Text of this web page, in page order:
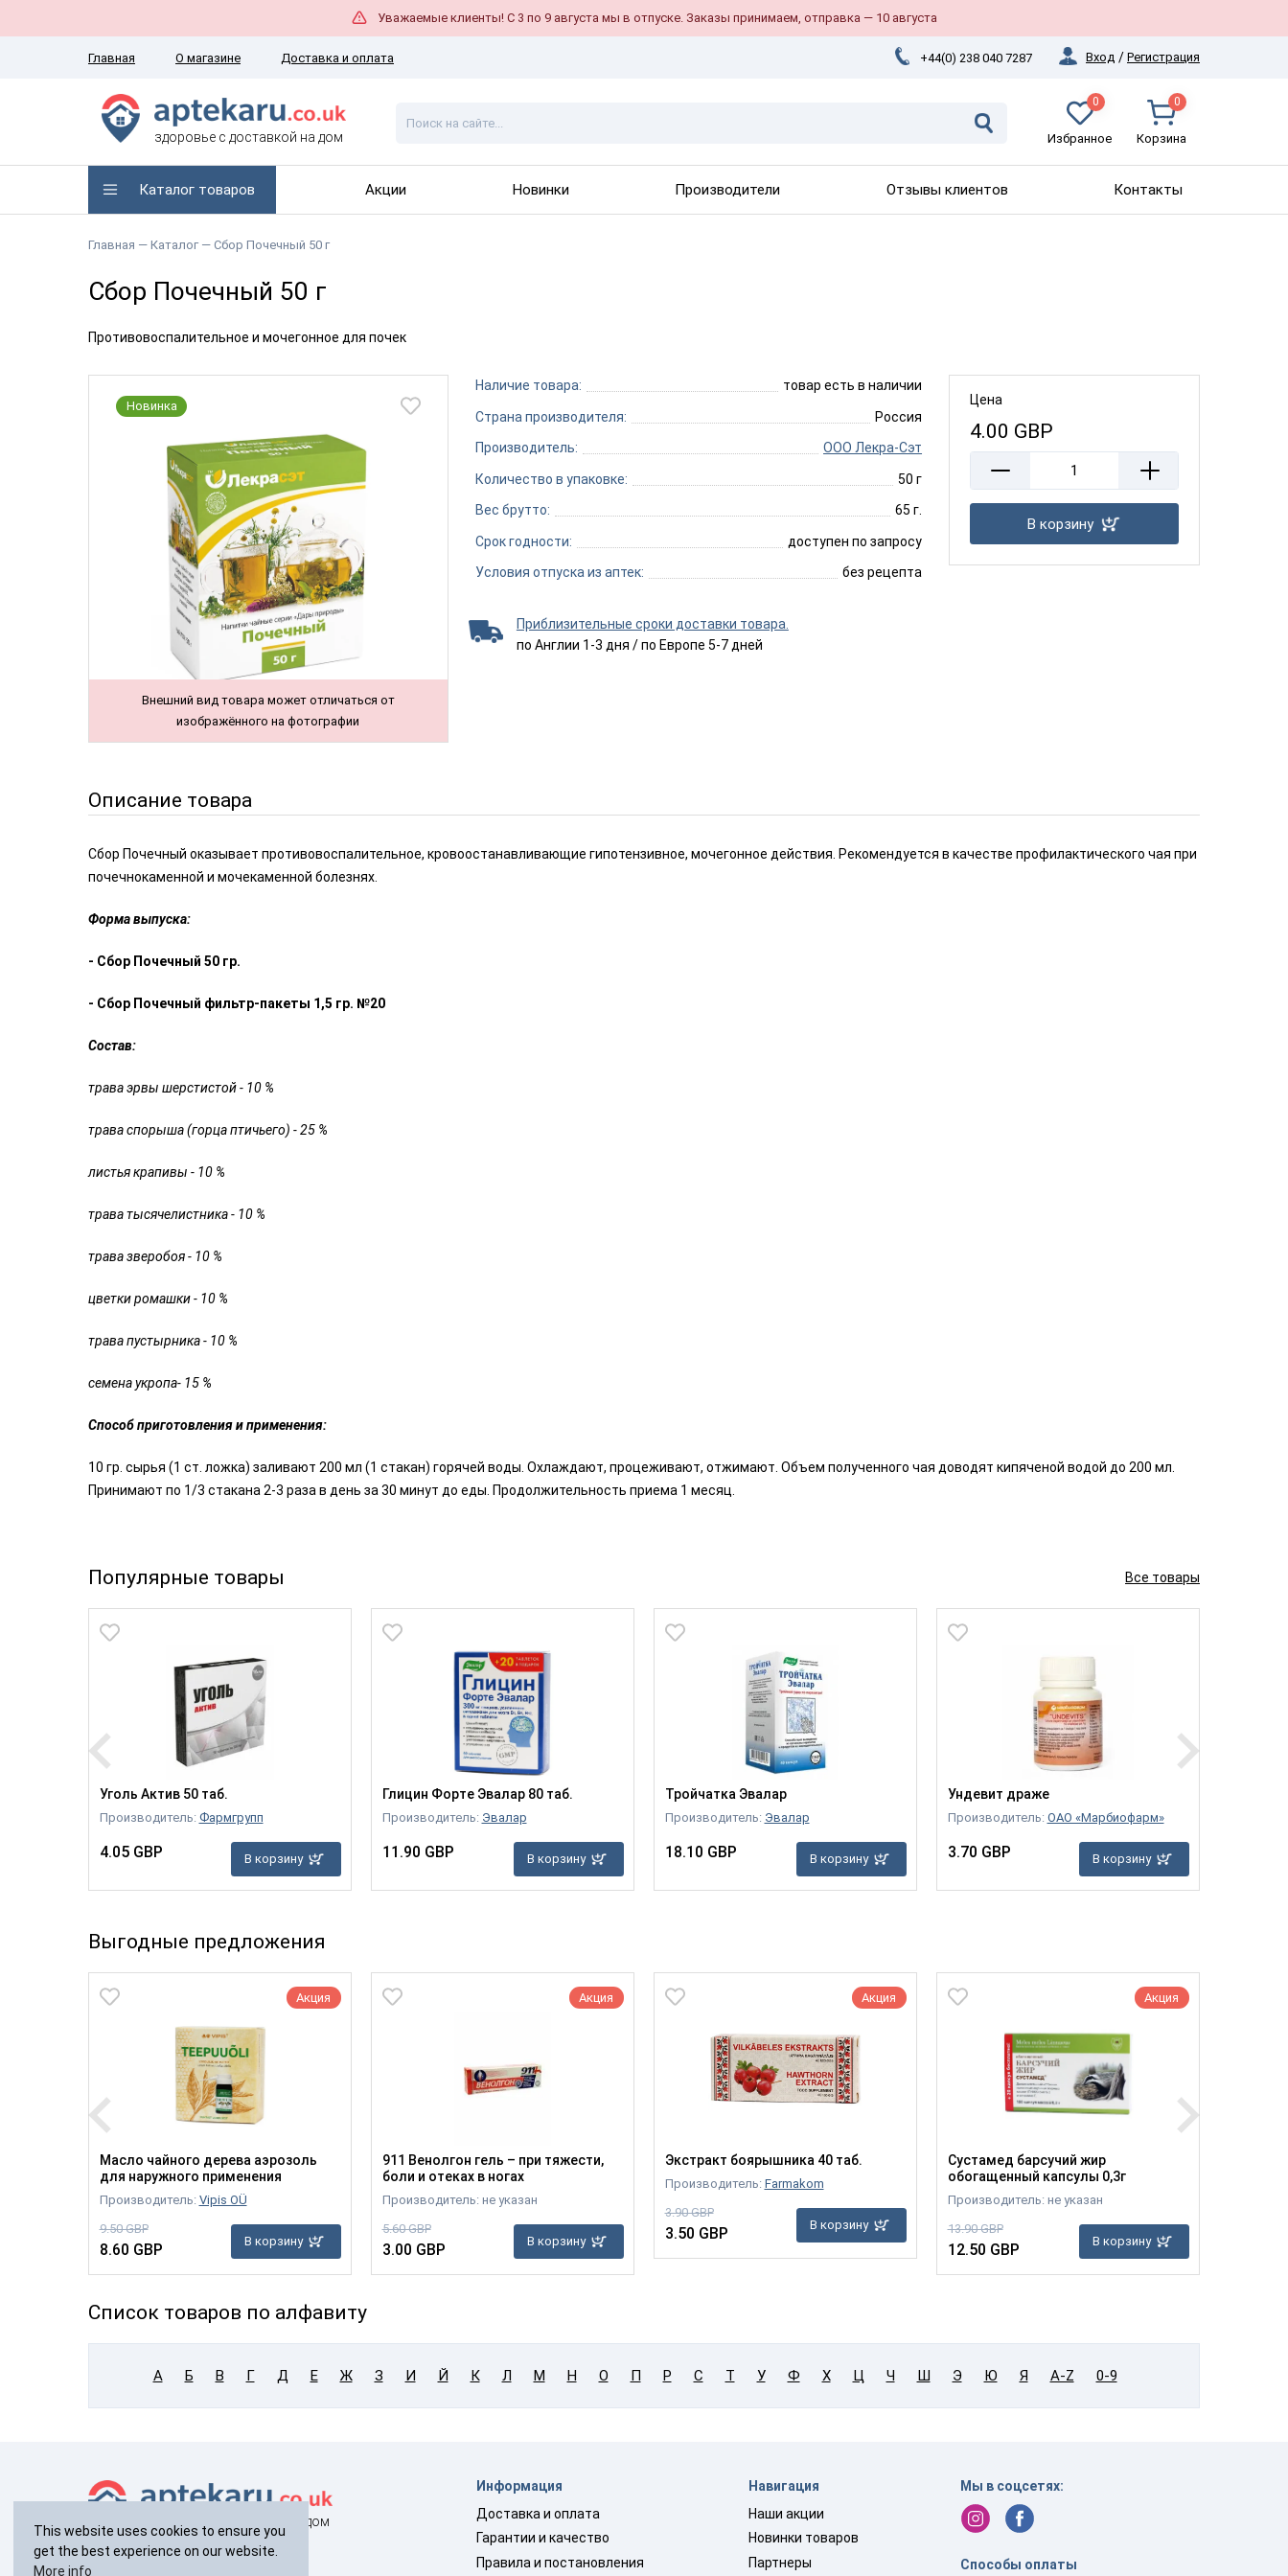
This website uses cookies to ensure you
get the best experience on our website.
More info
Уважаемые клиенты! С 3 по 9 августа мы в отпуске. Заказы принимаем, отправка — 10 августа
Главная О магазине Доставка и оплата +44(0) 238 040 7287 Вход / Регистрация
здоровье с доставкой на дом
0
Избранное
0
Корзина
Каталог товаров Акции Новинки Производители Отзывы клиентов Контакты
Главная — Каталог — ​Сбор Почечный 50 г
​Сбор Почечный 50 г
Противовоспалительное и мочегонное для почек
Новинка
Внешний вид товара может отличаться от
изображённого на фотографии
Наличие товара: товар есть в наличии
Страна производителя: Россия
Производитель: ООО Лекра-Сэт
Количество в упаковке: 50 г
Вес брутто: 65 г.
Срок годности: доступен по запросу
Условия отпуска из аптек: без рецепта
Приблизительные сроки доставки товара.
по Англии 1-3 дня / по Европе 5-7 дней
Цена
4.00 GBP
В корзину
Описание товара
Сбор Почечный оказывает противовоспалительное, кровоостанавливающие гипотензивное, мочегонное действия. Рекомендуется в качестве профилактического чая при
почечнокаменной и мочекаменной болезнях.
Форма выпуска:
- Сбор Почечный 50 гр.
- Сбор Почечный фильтр-пакеты 1,5 гр. №20
Состав:
трава эрвы шерстистой - 10 %
трава спорыша (горца птичьего) - 25 %
листья крапивы - 10 %
трава тысячелистника - 10 %
трава зверобоя - 10 %
цветки ромашки - 10 %
трава пустырника - 10 %
семена укропа- 15 %
Способ приготовления и применения:
10 гр. сырья (1 ст. ложка) заливают 200 мл (1 стакан) горячей воды. Охлаждают, процеживают, отжимают. Объем полученного чая доводят кипяченой водой до 200 мл.
Принимают по 1/3 стакана 2-3 раза в день за 30 минут до еды. Продолжительность приема 1 месяц.
Популярные товары Все товары
Уголь Актив 50 таб.
Производитель: Фармгрупп
4.05 GBP В корзину
Глицин Форте Эвалар 80 таб.
Производитель: Эвалар
11.90 GBP В корзину
Тройчатка Эвалар
Производитель: Эвалар
18.10 GBP В корзину
Ундевит драже
Производитель: ОАО «Марбиофарм»
3.70 GBP В корзину
Выгодные предложения
Акция
Масло чайного дерева аэрозоль
для наружного применения
Производитель: Vipis OÜ
9.50 GBP
8.60 GBP В корзину
Акция
911 Венолгон гель – при тяжести,
боли и отеках в ногах
Производитель: не указан
5.60 GBP
3.00 GBP В корзину
Акция
Экстракт боярышника 40 таб.
Производитель: Farmakom
3.90 GBP
3.50 GBP В корзину
Акция
Сустамед барсучий жир
обогащенный капсулы 0,3г
Производитель: не указан
13.90 GBP
12.50 GBP В корзину
Список товаров по алфавиту
А Б В Г Д Е Ж З И Й К Л М Н О П Р С Т У Ф Х Ц Ч Ш Э Ю Я A-Z 0-9
здоровье с доставкой на дом
+44(0)238 040 7287
Информация
Доставка и оплата
Гарантии и качество
Правила и постановления
Навигация
Наши акции
Новинки товаров
Партнеры
Мы в соцсетях:
Способы оплаты